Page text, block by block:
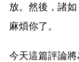
放。然後，諸
麻煩你了。
今天這篇評論